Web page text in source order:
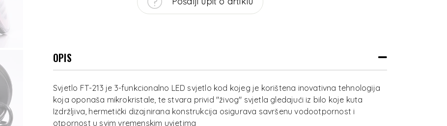
OPIS
Svjetlo FT-213 je 3-funkcionalno LED svjetlo kod kojeg je korištena inovativna tehnologija
koja oponaša mikrokristale, te stvara privid "živog" svjetla gledajući iz bilo koje kuta
Izdržljiva, hermetički dizajnirana konstrukcija osigurava savršenu vodootpornost i
otpornost u svim vremenskim uvjetima